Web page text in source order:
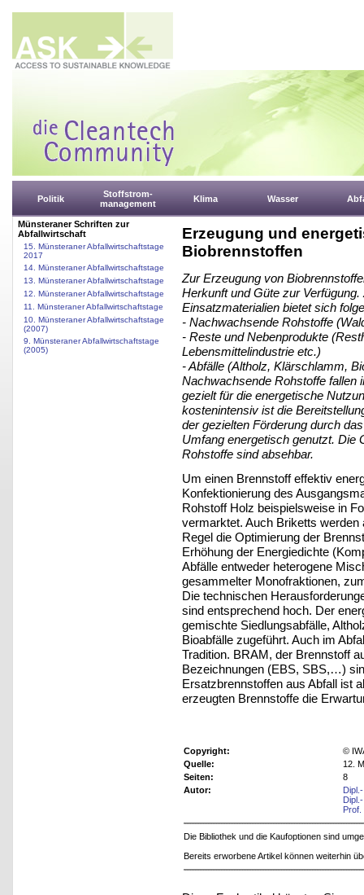
Politik
Stoffstrom-
management
Klima Wasser
Münsteraner Schriften zur
Abfallwirtschaft
15. Münsteraner Abfallwirtschaftstage
2017
14. Münsteraner Abfallwirtschaftstage
13. Münsteraner Abfallwirtschaftstage
12. Münsteraner Abfallwirtschaftstage
11. Münsteraner Abfallwirtschaftstage
10. Münsteraner Abfallwirtschaftstage
(2007)
9. Münsteraner Abfallwirtschaftstage
(2005)
Erzeugung und
Biobrennstoffen
Zur Erzeugung von
Herkunft und Güte zur
Einsatzmaterialien bietet sich
- Nachwachsende Rohstoffe
- Reste und Nebenprodukte
Lebensmittelindustrie etc.)
- Abfälle (Altholz, Klärschlamm,
Nachwachsende Rohstoffe fallen
gezielt für die energetische
kostenintensiv ist die
der gezielten Förderung durch
Umfang energetisch genutzt. Die
Rohstoffe sind absehbar.
Um einen Brennstoff effektiv
Konfektionierung des
Rohstoff Holz beispielsweise in
vermarktet. Auch Briketts werden
Regel die Optimierung der
Erhöhung der Energiedichte
Abfälle entweder heterogene
gesammelter Monofraktionen,
Die technischen
sind entsprechend hoch. Der
gemischte Siedlungsabfälle,
Bioabfälle zugeführt. Auch im
Tradition. BRAM, der Brennstoff
Bezeichnungen (EBS, SBS,…)
Ersatzbrennstoffen aus Abfall ist
erzeugten Brennstoffe die
Copyright:
©
Quelle:
12.
Seiten:
8
Autor:
Die Bibliothek und die Kaufoptionen sind
Bereits erworbene Artikel können weiterhin